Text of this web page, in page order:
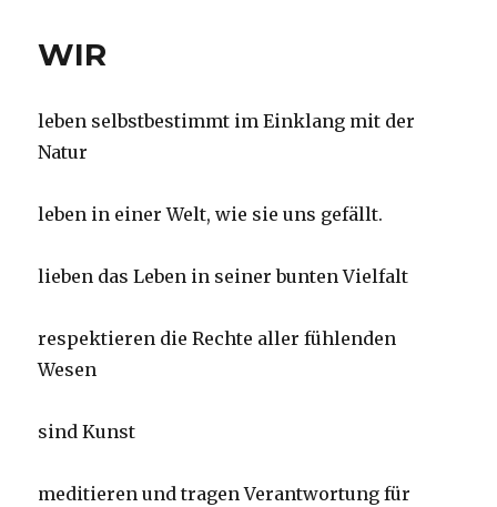
WIR
leben selbstbestimmt im Einklang mit der
Natur
leben in einer Welt, wie sie uns gefällt.
lieben das Leben in seiner bunten Vielfalt
respektieren die Rechte aller fühlenden
Wesen
sind Kunst
meditieren und tragen Verantwortung für